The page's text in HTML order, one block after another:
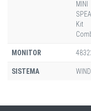
MINI
Kit
MONITOR
SISTEMA